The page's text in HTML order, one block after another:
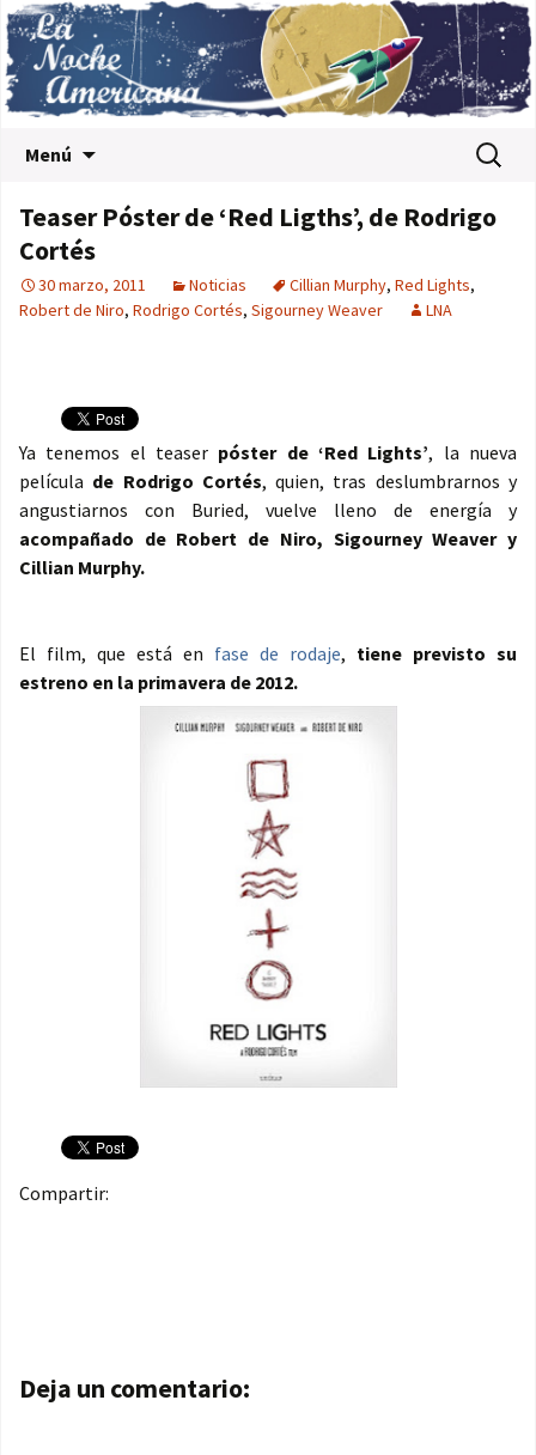
Menú Buscar:
Teaser Póster de ‘Red Ligths’, de Rodrigo
Cortés
30 marzo, 2011 Noticias Cillian Murphy, Red Lights,
Robert de Niro, Rodrigo Cortés, Sigourney Weaver LNA
Ya tenemos el teaser póster de ‘Red Lights’, la nueva
película de Rodrigo Cortés, quien, tras deslumbrarnos y
angustiarnos con Buried, vuelve lleno de energía y
acompañado de Robert de Niro, Sigourney Weaver y
Cillian Murphy.
El film, que está en fase de rodaje, tiene previsto su
estreno en la primavera de 2012.
Compartir:
Navegación de entradas
Deja un comentario: